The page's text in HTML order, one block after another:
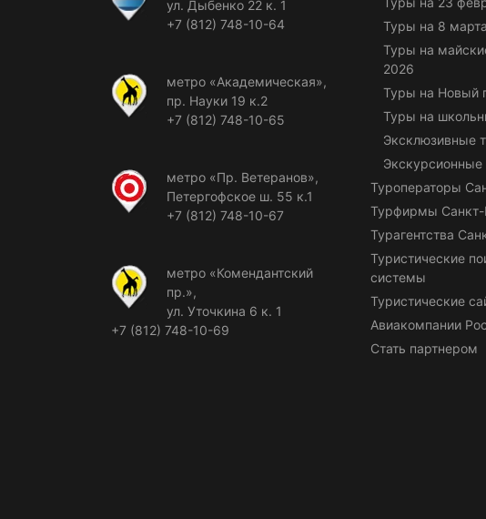
ул. Дыбенко 22 к. 1
+7 (812) 748-10-64
метро «Академическая»,
пр. Науки 19 к.2
+7 (812) 748-10-65
метро «Пр. Ветеранов»,
Петергофское ш. 55 к.1
+7 (812) 748-10-67
метро «Комендантский
пр.»,
ул. Уточкина 6 к. 1
+7 (812) 748-10-69
Туры на 8 марта
Туры на
2026
Туры на Новый
Туры на
Эксклюзивные
Экскурсионные
Туроператоры
Турфирмы Санкт-
Турагентства
Туристические
системы
Туристические
Авиакомпании
Стать партнером